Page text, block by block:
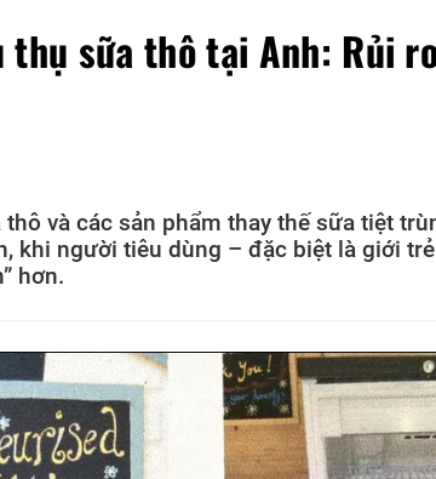
thụ sữa thô tại Anh: Rủi
và các sản phẩm thay thế sữa tiệt
khi người tiêu dùng – đặc biệt là giới
hơn.